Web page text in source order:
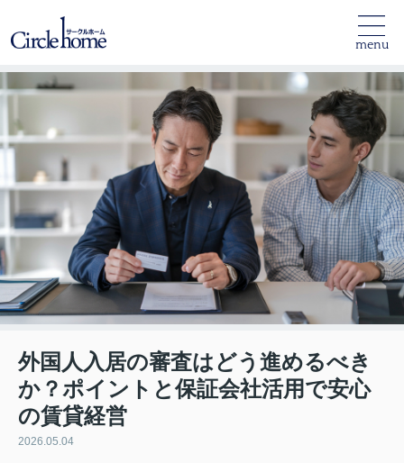
menu
外国人入居の審査はどう進めるべき
か？ポイントと保証会社活用で安心
の賃貸経営
2026.05.04